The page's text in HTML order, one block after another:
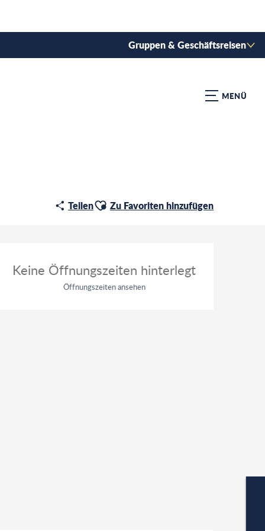
Gruppen & Geschäftsreisen
MENÜ
TeilenAjouter aux favoris
Zu Favoriten hinzufügen
&
Keine Öffnungszeiten hinterlegt
Öffnungszeiten ansehen